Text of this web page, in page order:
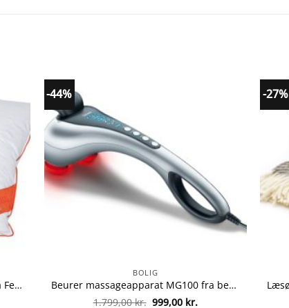
Hovedpude – Feng Shui – Type A fra Feng Shui 9003396070467
-44%
BOLIG
Beurer massageapparat MG100 fra beurer 4211125649036
1.799,00kr. Den
999,00 kr.Den
-27%